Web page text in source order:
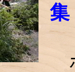
集